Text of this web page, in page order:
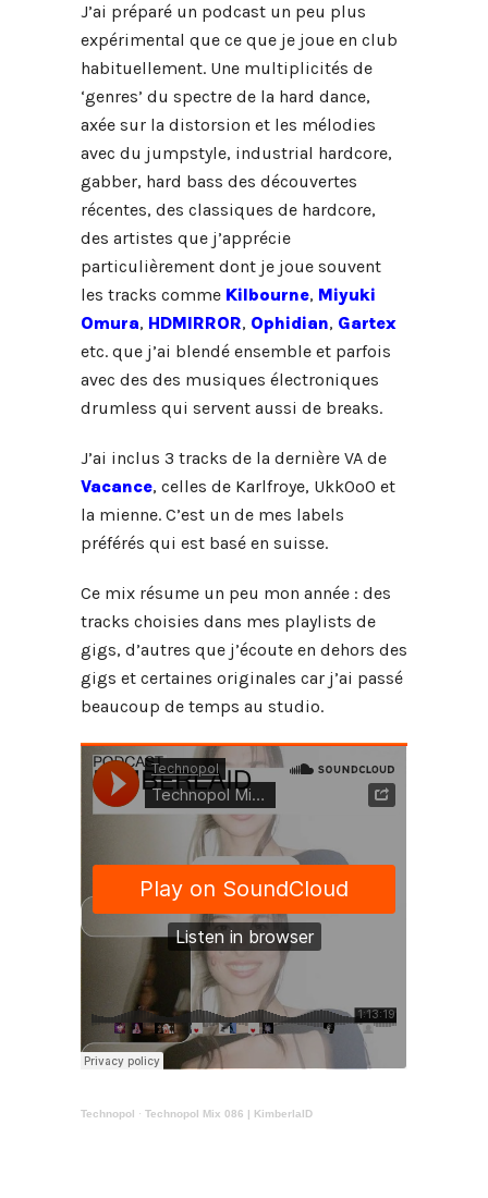
J’ai préparé un podcast un peu plus
expérimental que ce que je joue en club
habituellement. Une multiplicités de
‘genres’ du spectre de la hard dance,
axée sur la distorsion et les mélodies
avec du jumpstyle, industrial hardcore,
gabber, hard bass des découvertes
récentes, des classiques de hardcore,
des artistes que j’apprécie
particulièrement dont je joue souvent
les tracks comme Kilbourne, Miyuki
Omura, HDMIRROR, Ophidian, Gartex
etc. que j’ai blendé ensemble et parfois
avec des des musiques électroniques
drumless qui servent aussi de breaks.
J’ai inclus 3 tracks de la dernière VA de
Vacance, celles de Karlfroye, Ukk0o0 et
la mienne. C’est un de mes labels
préférés qui est basé en suisse.
Ce mix résume un peu mon année : des
tracks choisies dans mes playlists de
gigs, d’autres que j’écoute en dehors des
gigs et certaines originales car j’ai passé
beaucoup de temps au studio.
Technopol · Technopol Mix 086 | KimberlaID